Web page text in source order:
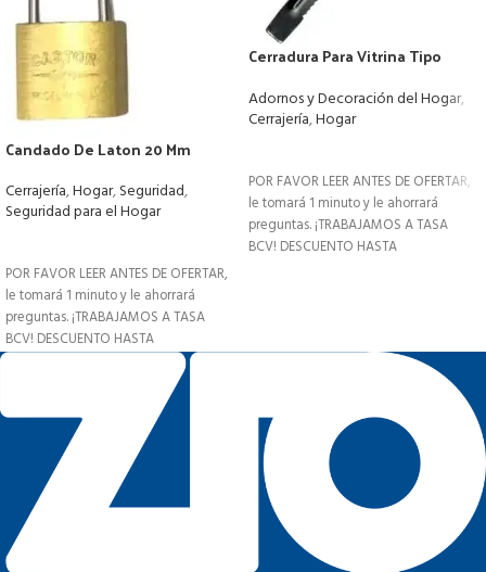
Candado De Laton 20 Mm
Cerrajería,Hogar,Seguridad,
Seguridad para el Hogar
POR FAVOR LEER ANTES DE OFERTAR,
le tomará 1 minuto y le ahorrará
preguntas. ¡TRABAJAMOS A TASA
BCV! DESCUENTO HASTA
Cerradura Para Vitrina Tipo
Adornos y Decoración del Hogar,
Cerrajería,Hogar
POR FAVOR LEER ANTES DE OFERTAR,
le tomará 1 minuto y le ahorrará
preguntas. ¡TRABAJAMOS A TASA
BCV! DESCUENTO HASTA